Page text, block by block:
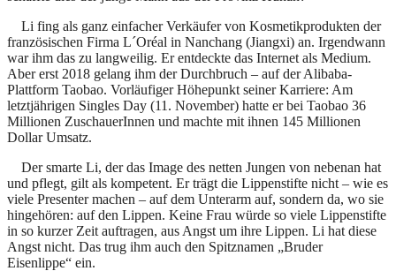
Li fing als ganz einfacher Verkäufer von Kosmetikprodukten der
französischen Firma L´Oréal in Nanchang (Jiangxi) an. Irgendwann
war ihm das zu langweilig. Er entdeckte das Internet als Medium.
Aber erst 2018 gelang ihm der Durchbruch – auf der Alibaba-
Plattform Taobao. Vorläufiger Höhepunkt seiner Karriere: Am
letztjährigen Singles Day (11. November) hatte er bei Taobao 36
Millionen ZuschauerInnen und machte mit ihnen 145 Millionen
Dollar Umsatz.
Der smarte Li, der das Image des netten Jungen von nebenan hat
und pflegt, gilt als kompetent. Er trägt die Lippenstifte nicht – wie es
viele Presenter machen – auf dem Unterarm auf, sondern da, wo sie
hingehören: auf den Lippen. Keine Frau würde so viele Lippenstifte
in so kurzer Zeit auftragen, aus Angst um ihre Lippen. Li hat diese
Angst nicht. Das trug ihm auch den Spitznamen „Bruder
Eisenlippe“ ein.